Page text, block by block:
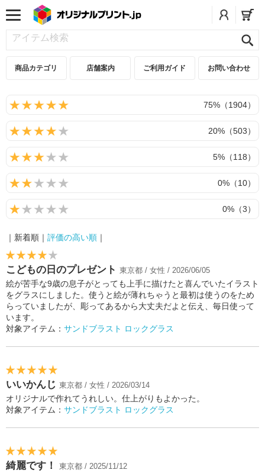
商品カテゴリ 店舗案内 ご利用ガイド お問い合わせ
75%（1904）
20%（503）
5%（118）
0%（10）
0%（3）
｜新着順｜ 評価の高い順 ｜
こどもの日のプレゼント 東京都 / 女性 / 2026/06/05
絵が苦手な9歳の息子がとっても上手に描けたと喜んでいたイラスト
をグラスにしました。使うと絵が薄れちゃうと最初は使うのをため
らっていましたが、彫ってあるから大丈夫だよと伝え、毎日使って
います。
対象アイテム： サンドブラスト ロックグラス
いいかんじ 東京都 / 女性 / 2026/03/14
オリジナルで作れてうれしい。仕上がりもよかった。
対象アイテム： サンドブラスト ロックグラス
綺麗です！ 東京都 / 2025/11/12